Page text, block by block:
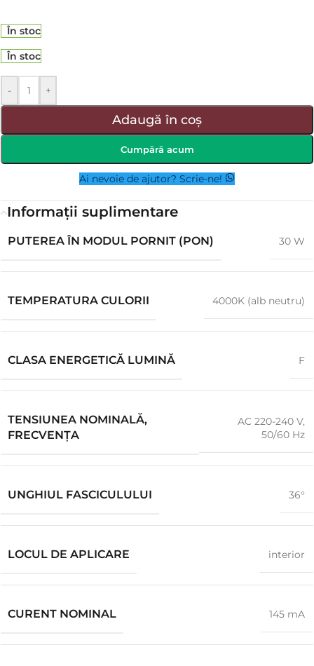
În stoc
În stoc
- +
Adaugă în coș
Cumpără acum
Ai nevoie de ajutor? Scrie-ne!
Informații suplimentare
PUTEREA ÎN MODUL PORNIT (PON) 30 W
TEMPERATURA CULORII 4000K (alb neutru)
CLASA ENERGETICĂ LUMINĂ F
TENSIUNEA NOMINALĂ,
FRECVENȚA
AC 220-240 V,
50/60 Hz
UNGHIUL FASCICULULUI 36°
LOCUL DE APLICARE interior
CURENT NOMINAL 145 mA